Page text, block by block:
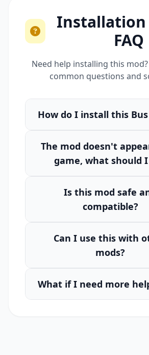
Installation
FAQ
Need help installing this
common questions and
How do I install this
The mod doesn't
game, what should I
Is this mod safe
compatible?
Can I use this with
mods?
What if I need more